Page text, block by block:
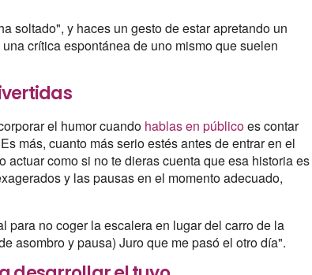
soltado", y haces un gesto de estar apretando un
crítica espontánea de uno mismo que suelen
el humor cuando hablas en públicoes contar
más, cuanto más serio estés antes de entrar en el
como si no te dieras cuenta que esa historia es
y las pausas en el momento adecuado,
para no coger la escalera en lugar del carro de la
asombro y pausa) Juro que me pasó el otro día".